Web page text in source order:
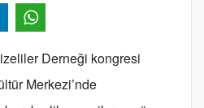
Derneği kongresi
Merkezi’nde